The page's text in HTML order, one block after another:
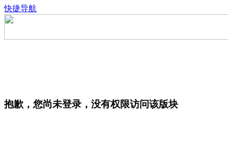
快捷导航
抱歉，您尚未登录，没有权限访问该版块